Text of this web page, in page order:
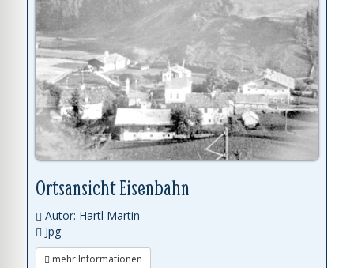
Ortsansicht Eisenbahn
Autor: Hartl Martin
Jpg
mehr Informationen